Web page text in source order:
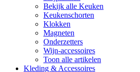
Bekijk alle Keuken
Keukenschorten
Klokken
Magneten
Onderzetters
Wijn-accessoires
Toon alle artikelen
Kleding & Accessoires